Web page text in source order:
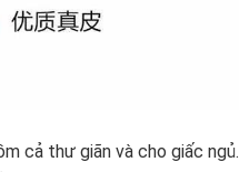
cả thư giãn và cho giấc ngủ.